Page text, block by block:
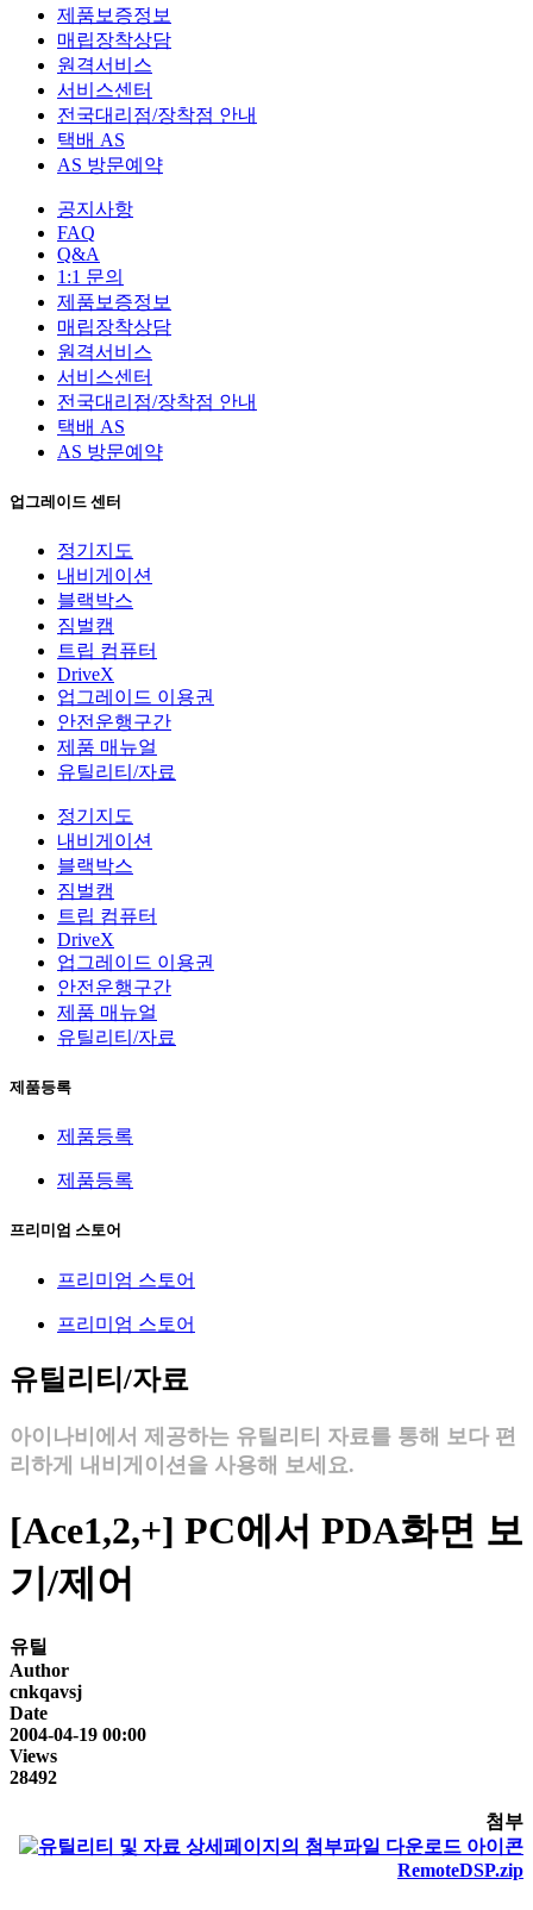
제품보증정보
매립장착상담
원격서비스
서비스센터
전국대리점/장착점 안내
택배 AS
AS 방문예약
공지사항
FAQ
Q&A
1:1 문의
제품보증정보
매립장착상담
원격서비스
서비스센터
전국대리점/장착점 안내
택배 AS
AS 방문예약
업그레이드 센터
정기지도
내비게이션
블랙박스
짐벌캠
트립 컴퓨터
DriveX
업그레이드 이용권
안전운행구간
제품 매뉴얼
유틸리티/자료
정기지도
내비게이션
블랙박스
짐벌캠
트립 컴퓨터
DriveX
업그레이드 이용권
안전운행구간
제품 매뉴얼
유틸리티/자료
제품등록
제품등록
제품등록
프리미엄 스토어
프리미엄 스토어
프리미엄 스토어
유틸리티/자료
아이나비에서 제공하는 유틸리티 자료를 통해 보다 편
리하게 내비게이션을 사용해 보세요.
[Ace1,2,+] PC에서 PDA화면 보
기/제어
유틸
Author
cnkqavsj
Date
2004-04-19 00:00
Views
28492
첨부
RemoteDSP.zip